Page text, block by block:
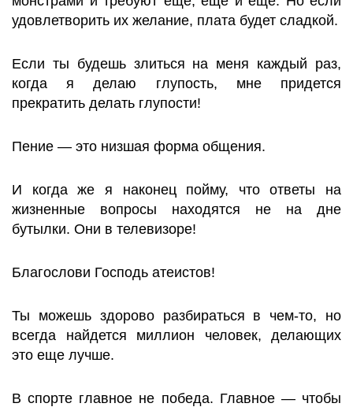
удовлетворить их желание, плата будет сладкой.
Если ты будешь злиться на меня каждый раз,
когда я делаю глупость, мне придется
прекратить делать глупости!
Пение — это низшая форма общения.
И когда же я наконец пойму, что ответы на
жизненные вопросы находятся не на дне
бутылки. Они в телевизоре!
Благослови Господь атеистов!
Ты можешь здорово разбираться в чем-то, но
всегда найдется миллион человек, делающих
это еще лучше.
В спорте главное не победа. Главное — чтобы